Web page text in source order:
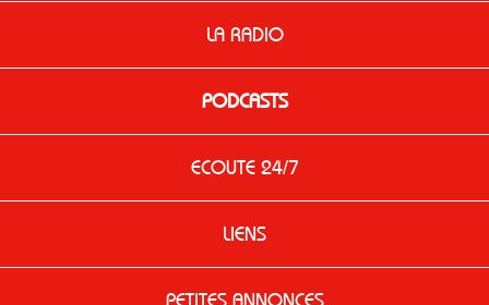
LA RADIO
PODCASTS
ECOUTE 24/7
LIENS